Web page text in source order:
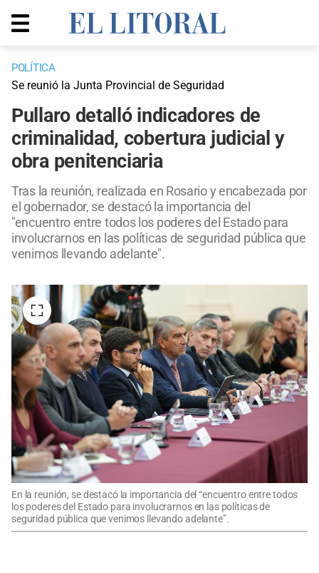
POLÍTICA
Se reunió la Junta Provincial de Seguridad
Pullaro detalló indicadores de
criminalidad, cobertura judicial y
obra penitenciaria
Tras la reunión, realizada en Rosario y encabezada por
el gobernador, se destacó la importancia del
"encuentro entre todos los poderes del Estado para
involucrarnos en las políticas de seguridad pública que
venimos llevando adelante".
En la reunión, se destacó la importancia del “encuentro entre todos
los poderes del Estado para involucrarnos en las políticas de
seguridad pública que venimos llevando adelante”.